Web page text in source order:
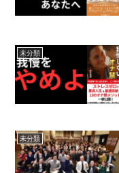
未分類
未分類